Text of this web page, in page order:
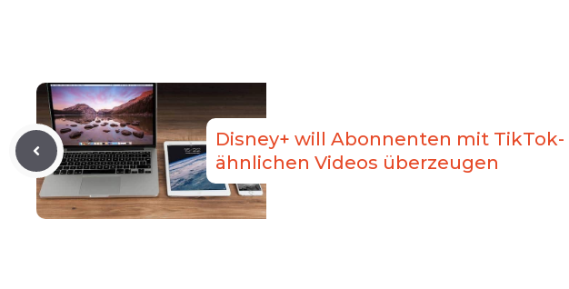
Disney+ will Abonnenten mit TikTok-
ähnlichen Videos überzeugen